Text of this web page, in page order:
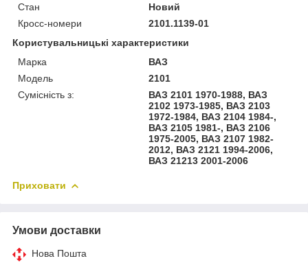
Стан
Новий
Кросс-номери
2101.1139-01
Користувальницькі характеристики
Марка
ВАЗ
Модель
2101
Сумісність з:
ВАЗ 2101 1970-1988, ВАЗ
2102 1973-1985, ВАЗ 2103
1972-1984, ВАЗ 2104 1984-,
ВАЗ 2105 1981-, ВАЗ 2106
1975-2005, ВАЗ 2107 1982-
2012, ВАЗ 2121 1994-2006,
ВАЗ 21213 2001-2006
Приховати
Умови доставки
Нова Пошта